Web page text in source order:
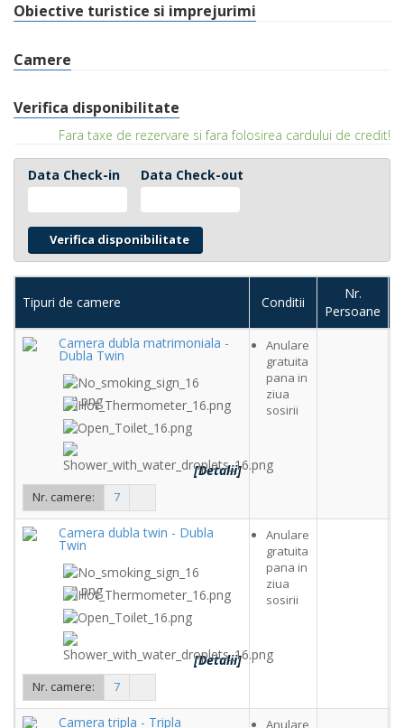
Obiective turistice si imprejurimi
Camere
Verifica disponibilitate
Fara taxe de rezervare si fara folosirea cardului de credit!
Data Check-in Data Check-out
Tipuri de camere Conditii
Nr.
Persoane
Camera dubla matrimoniala -
Dubla Twin
[Detalii]
Nr. camere: 7
Anulare
gratuita
pana in
ziua
sosirii
Camera dubla twin - Dubla
Twin
[Detalii]
Nr. camere: 7
Anulare
gratuita
pana in
ziua
sosirii
Camera tripla - Tripla
Anulare